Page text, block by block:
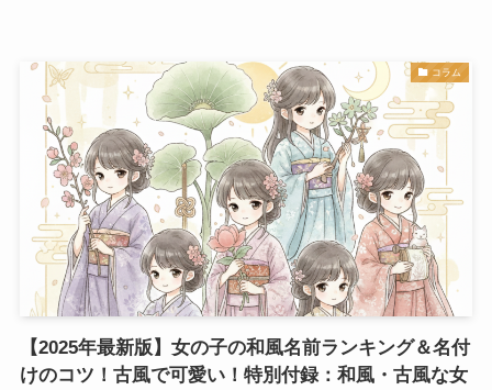
コラム
【2025年最新版】女の子の和風名前ランキング＆名付
けのコツ！古風で可愛い！特別付録：和風・古風な女